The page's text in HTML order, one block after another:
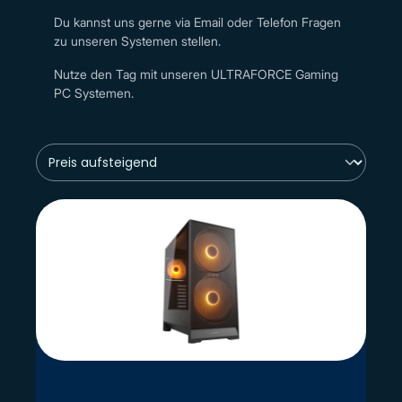
Du kannst uns gerne via Email oder Telefon Fragen
zu unseren Systemen stellen.
Nutze den Tag mit unseren ULTRAFORCE Gaming
PC Systemen.